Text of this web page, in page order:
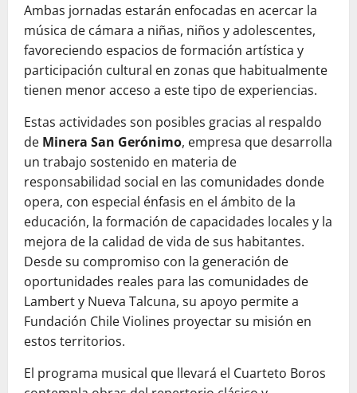
Ambas jornadas estarán enfocadas en acercar la
música de cámara a niñas, niños y adolescentes,
favoreciendo espacios de formación artística y
participación cultural en zonas que habitualmente
tienen menor acceso a este tipo de experiencias.
Estas actividades son posibles gracias al respaldo
de Minera San Gerónimo, empresa que desarrolla
un trabajo sostenido en materia de
responsabilidad social en las comunidades donde
opera, con especial énfasis en el ámbito de la
educación, la formación de capacidades locales y la
mejora de la calidad de vida de sus habitantes.
Desde su compromiso con la generación de
oportunidades reales para las comunidades de
Lambert y Nueva Talcuna, su apoyo permite a
Fundación Chile Violines proyectar su misión en
estos territorios.
El programa musical que llevará el Cuarteto Boros